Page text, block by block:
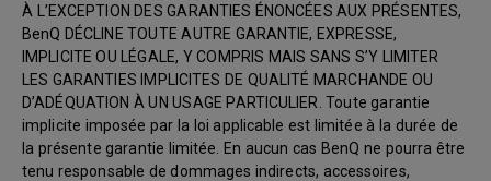
À L’EXCEPTION DES GARANTIES ÉNONCÉES AUX PRÉSENTES,
BenQ DÉCLINE TOUTE AUTRE GARANTIE, EXPRESSE,
IMPLICITE OU LÉGALE, Y COMPRIS MAIS SANS S’Y LIMITER
LES GARANTIES IMPLICITES DE QUALITÉ MARCHANDE OU
D’ADÉQUATION À UN USAGE PARTICULIER. Toute garantie
implicite imposée par la loi applicable est limitée à la durée de
la présente garantie limitée. En aucun cas BenQ ne pourra être
tenu responsable de dommages indirects, accessoires,